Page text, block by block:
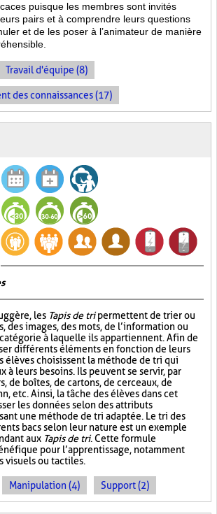
puisque les membres sont invités
pairs et à comprendre leurs questions
et de les poser à l’animateur de manière
Travail d'équipe (8)
des connaissances (17)
les Tapis de tripermettent de trier ou
des images, des mots, de l’information ou
à laquelle ils appartiennent. Afin de
différents éléments en fonction de leurs
élèves choisissent la méthode de tri qui
à leurs besoins. Ils peuvent se servir, par
de boîtes, de cartons, de cerceaux, de
etc. Ainsi, la tâche des élèves dans cet
les données selon des attributs
une méthode de tri adaptée. Le tri des
bacs selon leur nature est un exemple
aux Tapis de tri. Cette formule
pour l’apprentissage, notamment
visuels ou tactiles.
Manipulation (4) Support (2)